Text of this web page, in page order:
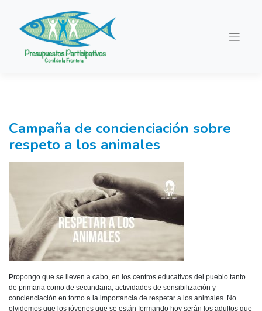
contenido
Campaña de concienciación sobre
respeto a los animales
Propongo que se lleven a cabo, en los centros educativos del pueblo tanto
de primaria como de secundaria, actividades de sensibilización y
concienciación en torno a la importancia de respetar a los animales. No
olvidemos que los jóvenes que se están formando hoy serán los adultos que